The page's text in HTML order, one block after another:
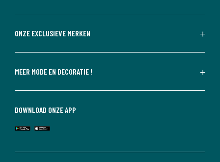
ONZE EXCLUSIEVE MERKEN
MEER MODE EN DECORATIE !
DOWNLOAD ONZE APP